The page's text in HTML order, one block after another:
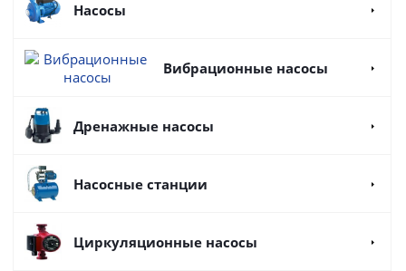
Насосы
Вибрационные насосы
Дренажные насосы
Насосные станции
Циркуляционные насосы